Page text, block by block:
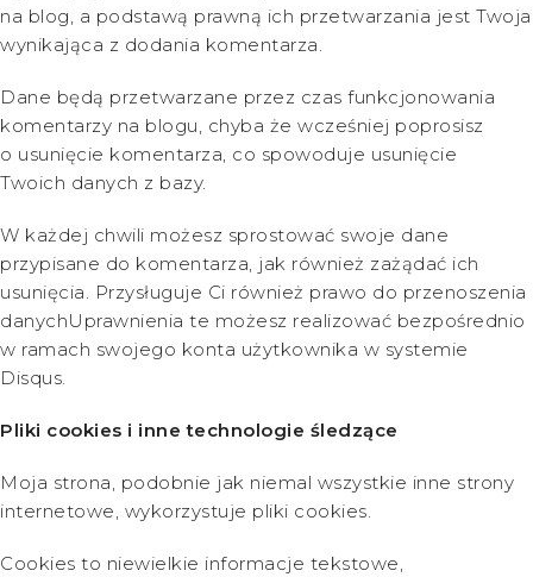
na blog, a podstawą prawną ich przetwarzania jest Twoja
wynikająca z dodania komentarza.
Dane będą przetwarzane przez czas funkcjonowania
komentarzy na blogu, chyba że wcześniej poprosisz
o usunięcie komentarza, co spowoduje usunięcie
Twoich danych z bazy.
W każdej chwili możesz sprostować swoje dane
przypisane do komentarza, jak również zażądać ich
usunięcia. Przysługuje Ci również prawo do przenoszenia
danychUprawnienia te możesz realizować bezpośrednio
w ramach swojego konta użytkownika w systemie
Disqus.
Pliki cookies i inne technologie śledzące
Moja strona, podobnie jak niemal wszystkie inne strony
internetowe, wykorzystuje pliki cookies.
Cookies to niewielkie informacje tekstowe,